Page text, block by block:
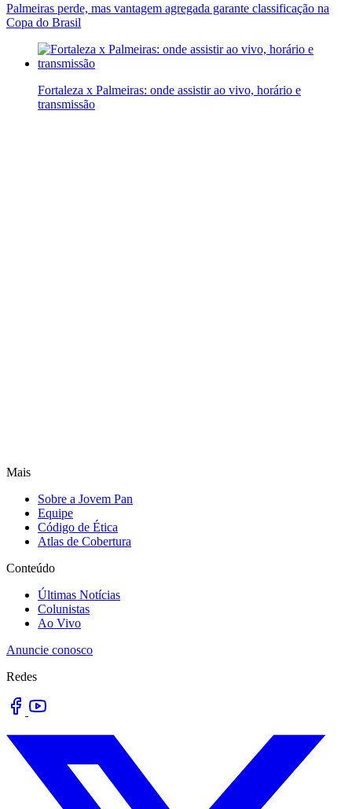
Palmeiras perde, mas vantagem agregada garante classificação na
Copa do Brasil
Fortaleza x Palmeiras: onde assistir ao vivo, horário e
transmissão
Mais
Sobre a Jovem Pan
Equipe
Código de Ética
Atlas de Cobertura
Conteúdo
Últimas Notícias
Colunistas
Ao Vivo
Anuncie conosco
Redes